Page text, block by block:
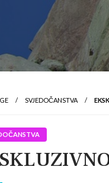
SVJEDOČANSTVA